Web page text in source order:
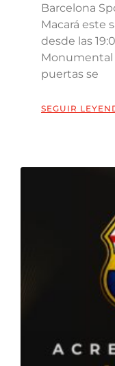
Barcelona
Macará este
desde las
Monumental
puertas se
SEGUIR